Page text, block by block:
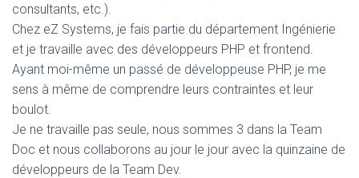
consultants, etc.).
Chez eZ Systems, je fais partie du département Ingénierie
et je travaille avec des développeurs PHP et frontend.
Ayant moi-même un passé de développeuse PHP, je me
sens à même de comprendre leurs contraintes et leur
boulot.
Je ne travaille pas seule, nous sommes 3 dans la Team
Doc et nous collaborons au jour le jour avec la quinzaine de
développeurs de la Team Dev.